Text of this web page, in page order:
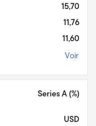
15,70
11,76
11,60
Voir
Series A (%)
USD